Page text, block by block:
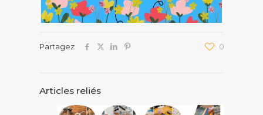
Partagez 0
Articles reliés